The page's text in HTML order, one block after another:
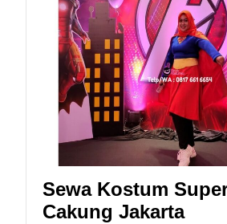
Sewa Kostum
Cakung Jakarta